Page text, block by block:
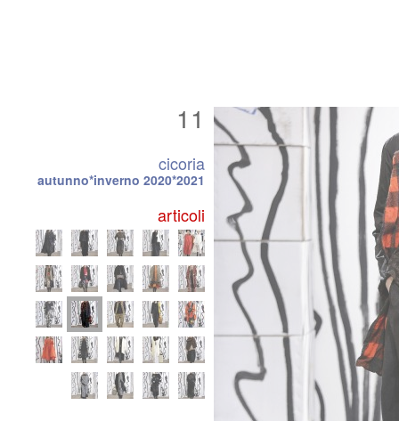
11
cicoria
autunno*inverno 2020*2021
articoli